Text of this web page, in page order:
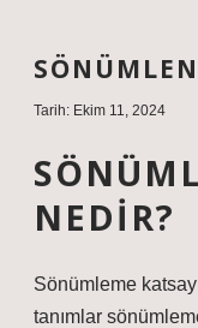
Tarih: Ekim 11, 2024
NEDIR?
Sönümleme
tanımlar